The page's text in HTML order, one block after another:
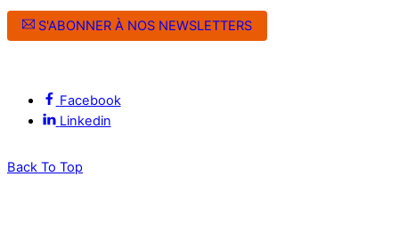
S'ABONNER À NOS NEWSLETTERS
Facebook
Linkedin
Back To Top